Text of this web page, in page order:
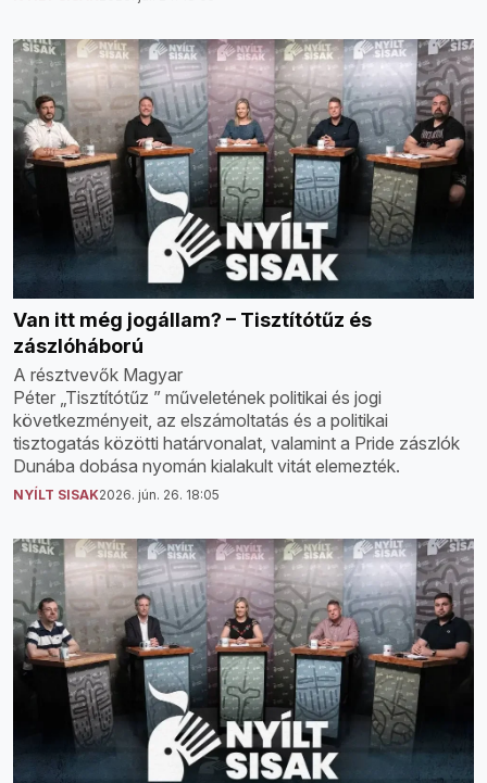
Van itt még jogállam? – Tisztítótűz és
zászlóháború
A résztvevők Magyar
Péter „Tisztítótűz ” műveletének politikai és jogi
következményeit, az elszámoltatás és a politikai
tisztogatás közötti határvonalat, valamint a Pride zászlók
Dunába dobása nyomán kialakult vitát elemezték.
NYÍLT SISAK2026. jún. 26. 18:05